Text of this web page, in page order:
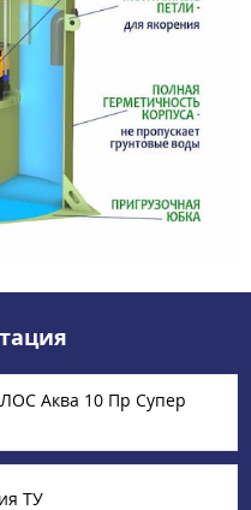
Аква 10 Пр Супер
ТУ